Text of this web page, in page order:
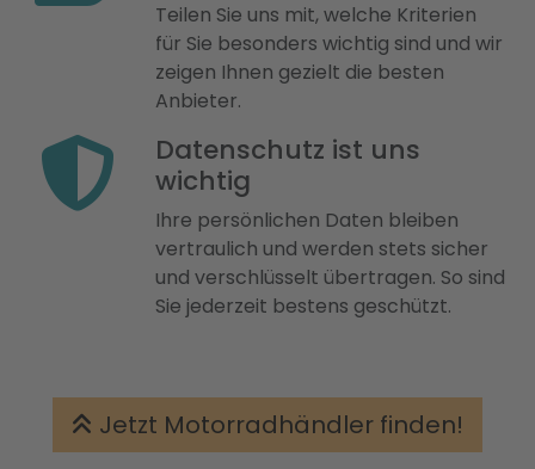
Teilen Sie uns mit, welche Kriterien
für Sie besonders wichtig sind und wir
zeigen Ihnen gezielt die besten
Anbieter.
Datenschutz ist uns
wichtig
Ihre persönlichen Daten bleiben
vertraulich und werden stets sicher
und verschlüsselt übertragen. So sind
Sie jederzeit bestens geschützt.
Jetzt Motorradhändler finden!